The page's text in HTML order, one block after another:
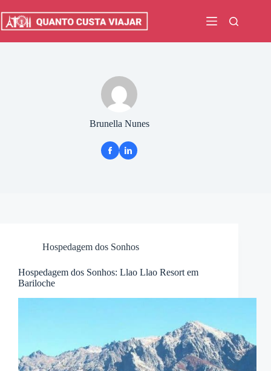
para
Brunella Nunes
Hospedagem dos Sonhos
Hospedagem dos Sonhos: Llao Llao Resort em
Bariloche